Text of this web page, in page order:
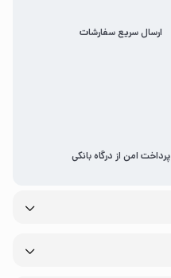
ارسال سریع سفارشات
پرداخت امن از درگاه بانکی